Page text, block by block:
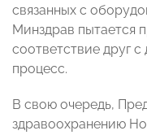
связанных с
Минздрав пытается
соответствие друг
процесс.
В свою очередь,
здравоохранению